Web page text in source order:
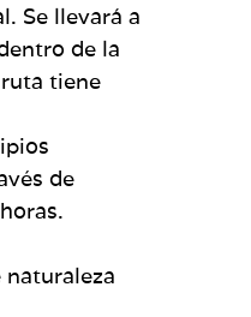
Se llevará a
de la
tiene
de